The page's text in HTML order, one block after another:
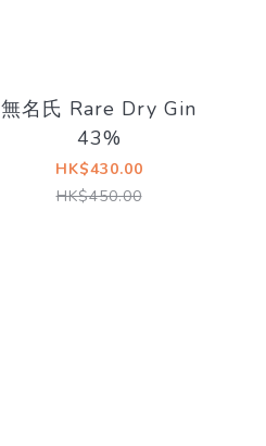
無名氏 Rare Dry Gin
43%
HK$430.00
HK$450.00